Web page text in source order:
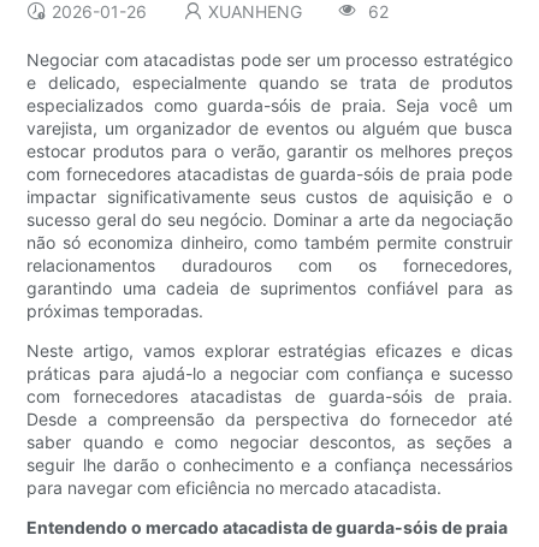
2026-01-26 XUANHENG 62
Negociar com atacadistas pode ser um processo estratégico
e delicado, especialmente quando se trata de produtos
especializados como guarda-sóis de praia. Seja você um
varejista, um organizador de eventos ou alguém que busca
estocar produtos para o verão, garantir os melhores preços
com fornecedores atacadistas de guarda-sóis de praia pode
impactar significativamente seus custos de aquisição e o
sucesso geral do seu negócio. Dominar a arte da negociação
não só economiza dinheiro, como também permite construir
relacionamentos duradouros com os fornecedores,
garantindo uma cadeia de suprimentos confiável para as
próximas temporadas.
Neste artigo, vamos explorar estratégias eficazes e dicas
práticas para ajudá-lo a negociar com confiança e sucesso
com fornecedores atacadistas de guarda-sóis de praia.
Desde a compreensão da perspectiva do fornecedor até
saber quando e como negociar descontos, as seções a
seguir lhe darão o conhecimento e a confiança necessários
para navegar com eficiência no mercado atacadista.
Entendendo o mercado atacadista de guarda-sóis de praia